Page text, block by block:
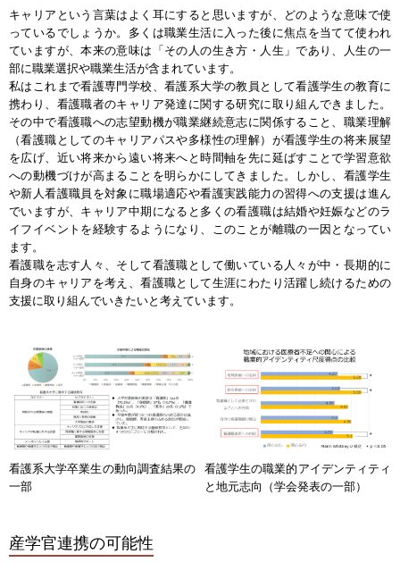
キャリアという言葉はよく耳にすると思いますが、どのような意味で使
っているでしょうか。多くは職業生活に入った後に焦点を当てて使われ
ていますが、本来の意味は「その人の生き方・人生」であり、人生の一
部に職業選択や職業生活が含まれています。
私はこれまで看護専門学校、看護系大学の教員として看護学生の教育に
携わり、看護職者のキャリア発達に関する研究に取り組んできました。
その中で看護職への志望動機が職業継続意志に関係すること、職業理解
（看護職としてのキャリアパスや多様性の理解）が看護学生の将来展望
を広げ、近い将来から遠い将来へと時間軸を先に延ばすことで学習意欲
への動機づけが高まることを明らかにしてきました。しかし、看護学生
や新人看護職員を対象に職場適応や看護実践能力の習得への支援は進ん
でいますが、キャリア中期になると多くの看護職は結婚や妊娠などのラ
イフイベントを経験するようになり、このことが離職の一因となってい
ます。
看護職を志す人々、そして看護職として働いている人々が中・長期的に
自身のキャリアを考え、看護職として生涯にわたり活躍し続けるための
支援に取り組んでいきたいと考えています。
看護系大学卒業生の動向調査結果の
一部
看護学生の職業的アイデンティティ
と地元志向（学会発表の一部）
産学官連携の可能性